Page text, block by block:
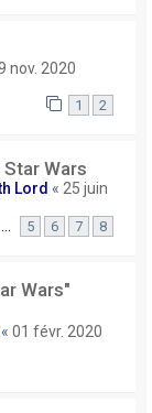
nov. 2020
1 2
Wars
Lord « 25 juin
5 6 7 8
Wars"
« 01 févr. 2020